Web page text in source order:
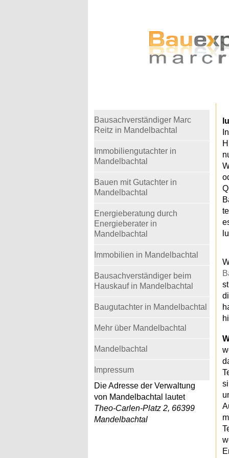
Bausachverständiger Marc
Reitz in Mandelbachtal
Immobiliengutachter in
Mandelbachtal
Bauen mit Gutachter in
Mandelbachtal
Energieberatung durch
Energieberater in
Mandelbachtal
Immobilien in Mandelbachtal
Bausachverständiger beim
Hauskauf in Mandelbachtal
Baugutachter in Mandelbachtal
Mehr über Mandelbachtal
Mandelbachtal
Impressum
Die Adresse der Verwaltung
von Mandelbachtal lautet
Theo-Carlen-Platz 2, 66399
Mandelbachtal